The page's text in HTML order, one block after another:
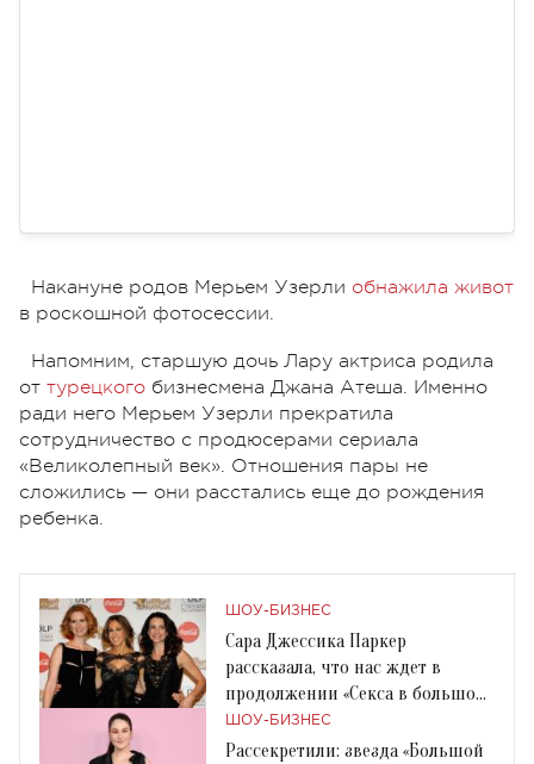
Накануне родов Мерьем Узерли обнажила живот
в роскошной фотосессии.
Напомним, старшую дочь Лару актриса родила
от турецкого бизнесмена Джана Атеша. Именно
ради него Мерьем Узерли прекратила
сотрудничество с продюсерами сериала
«Великолепный век». Отношения пары не
сложились — они расстались еще до рождения
ребенка.
ШОУ-БИЗНЕС
Сара Джессика Паркер
рассказала, что нас ждет в
продолжении «Секса в большом
городе»
ШОУ-БИЗНЕС
Рассекретили: звезда «Большой